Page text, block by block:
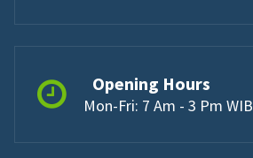
Opening Hours
Mon-Fri: 7 Am - 3 Pm WIB